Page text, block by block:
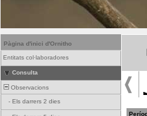
Pàgina d'inici d'Ornitho
Entitats col·laboradores
Consulta
Observacions
- Els darrers 2 dies